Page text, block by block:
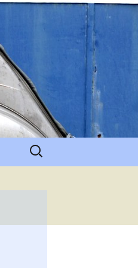
Rechercher :